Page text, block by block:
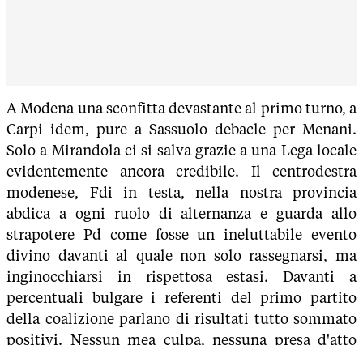
A Modena una sconfitta devastante al primo turno, a
Carpi idem, pure a Sassuolo debacle per Menani.
Solo a Mirandola ci si salva grazie a una Lega locale
evidentemente ancora credibile. Il centrodestra
modenese, Fdi in testa, nella nostra provincia
abdica a ogni ruolo di alternanza e guarda allo
strapotere Pd come fosse un ineluttabile evento
divino davanti al quale non solo rassegnarsi, ma
inginocchiarsi in rispettosa estasi. Davanti a
percentuali bulgare i referenti del primo partito
della coalizione parlano di risultati tutto sommato
positivi. Nessun mea culpa, nessuna presa d'atto